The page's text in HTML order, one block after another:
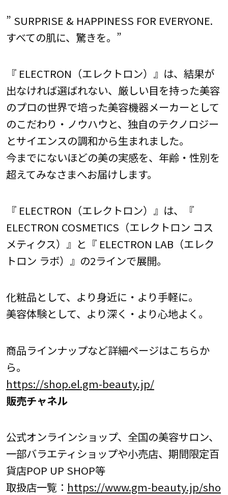
” SURPRISE & HAPPINESS FOR EVERYONE.
すべての肌に、驚きを。”
『 ELECTRON（エレクトロン）』は、結果が
出なければ選ばれない、厳しい目を持った美容
のプロの世界で培った美容機器メーカーとして
のこだわり・ノウハウと、独自のテクノロジー
とサイエンスの調和から生まれました。
今までにないほどの美の実感を、年齢・性別を
超えてみなさまへお届けします。
『 ELECTRON（エレクトロン）』は、『
ELECTRON COSMETICS（エレクトロン コス
メティクス）』と『 ELECTRON LAB（エレク
トロン ラボ）』の2ラインで展開。
化粧品として、より身近に・より手軽に。
美容体験として、より深く・より心地よく。
商品ラインナップなど詳細ページはこちらか
ら。
https://shop.el.gm-beauty.jp/
販売チャネル
公式オンラインショップ、全国の美容サロン、
一部バラエティショップや小売店、期間限定百
貨店POP UP SHOP等
取扱店一覧： https://www.gm-beauty.jp/sho